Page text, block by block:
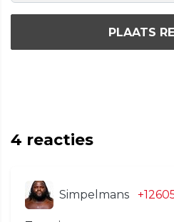
PLAATS
4 reacties
Simpelmans